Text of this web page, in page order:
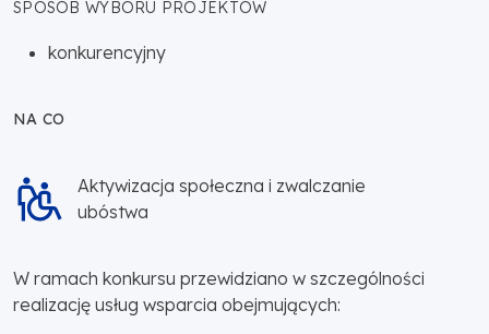
SPOSÓB WYBORU PROJEKTÓW
konkurencyjny
NA CO
Aktywizacja społeczna i zwalczanie
ubóstwa
W ramach konkursu przewidziano w szczególności
realizację usług wsparcia obejmujących: